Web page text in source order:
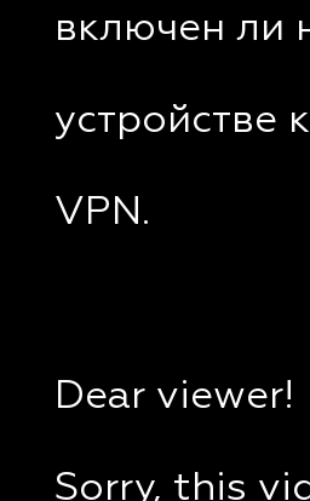
включен ли
устройстве
VPN.
Dear viewer!
Sorry, this